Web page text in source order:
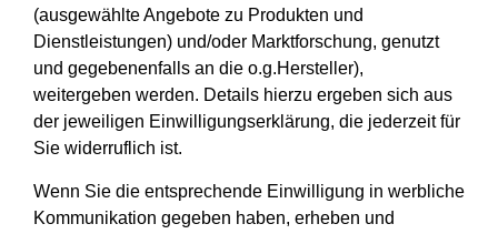
(ausgewählte Angebote zu Produkten und
Dienstleistungen) und/oder Marktforschung, genutzt
und gegebenenfalls an die o.g.Hersteller),
weitergeben werden. Details hierzu ergeben sich aus
der jeweiligen Einwilligungserklärung, die jederzeit für
Sie widerruflich ist.
Wenn Sie die entsprechende Einwilligung in werbliche
Kommunikation gegeben haben, erheben und